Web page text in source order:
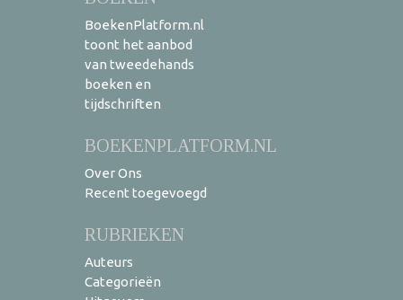
BoekenPlatform.nl
toont het aanbod
van tweedehands
boeken en
tijdschriften
BOEKENPLATFORM.NL
Over Ons
Recent toegevoegd
RUBRIEKEN
Auteurs
Categorieën